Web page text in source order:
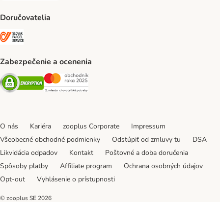
Doručovatelia
Zabezpečenie a ocenenia
Security Security
O nás Kariéra zooplus Corporate
Impressum
Všeobecné obchodné podmienky
Odstúpiť od zmluvy tu
DSA
Likvidácia odpadov
Kontakt
Poštovné a doba doručenia
Spôsoby platby
Affiliate program
Ochrana osobných údajov
Opt-out
Vyhlásenie o prístupnosti
© zooplus SE 2026